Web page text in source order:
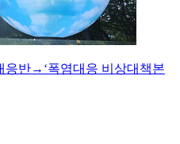
응반→‘폭염대응 비상대책본